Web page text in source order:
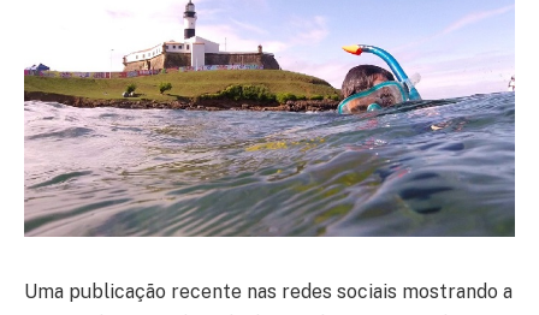
Uma publicação recente nas redes sociais mostrando a